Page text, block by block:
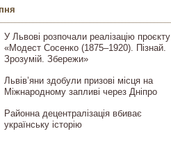
У Львові розпочали реалізацію проєкту
«Модест Сосенко (1875–1920). Пізнай.
Зрозумій. Збережи»
Львів’яни здобули призові місця на
Міжнародному запливі через Дніпро
Районна децентралізація вбиває
українську історію